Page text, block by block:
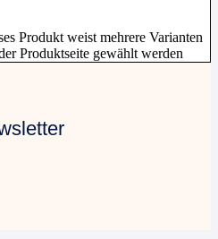
Produkt weist mehrere Varianten
Produktseite gewählt werden